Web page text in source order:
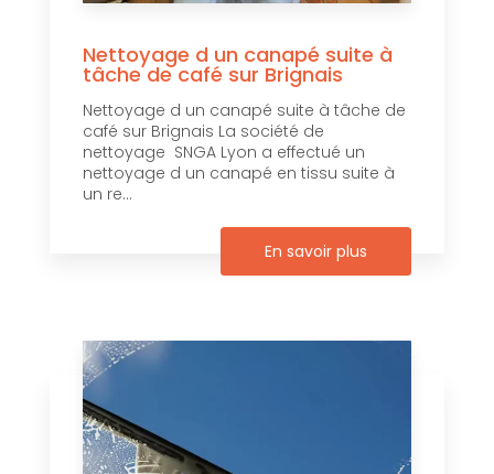
Nettoyage d un canapé suite à
tâche de café sur Brignais
Nettoyage d un canapé suite à tâche de
café sur Brignais La société de
nettoyage SNGA Lyon a effectué un
nettoyage d un canapé en tissu suite à
un re...
En savoir plus